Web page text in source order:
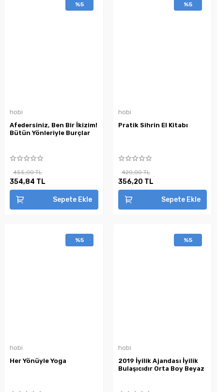
%5
hobi
Afedersiniz, Ben Bir İkizim!
Bütün Yönleriyle Burçlar
455,00 TL
354,84 TL
Sepete Ekle
%5
hobi
Pratik Sihrin El Kitabı
420,00 TL
356,20 TL
Sepete Ekle
%5
hobi
Her Yönüyle Yoga
%5
hobi
2019 İyilik Ajandası İyilik
Bulaşıcıdır Orta Boy Beyaz